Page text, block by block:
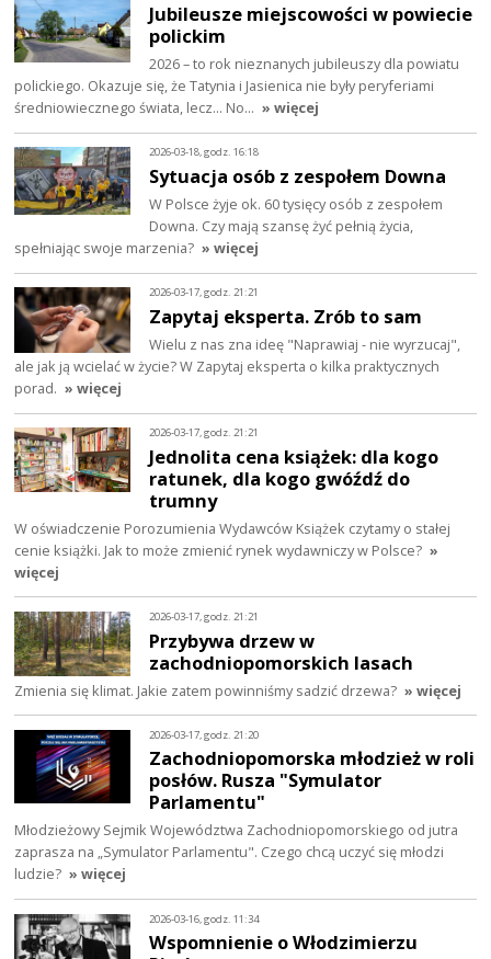
Jubileusze miejscowości w powiecie
polickim
2026 – to rok nieznanych jubileuszy dla powiatu
polickiego. Okazuje się, że Tatynia i Jasienica nie były peryferiami
średniowiecznego świata, lecz… No… » więcej
2026-03-18, godz. 16:18
Sytuacja osób z zespołem Downa
W Polsce żyje ok. 60 tysięcy osób z zespołem
Downa. Czy mają szansę żyć pełnią życia,
spełniając swoje marzenia? » więcej
2026-03-17, godz. 21:21
Zapytaj eksperta. Zrób to sam
Wielu z nas zna ideę "Naprawiaj - nie wyrzucaj",
ale jak ją wcielać w życie? W Zapytaj eksperta o kilka praktycznych
porad. » więcej
2026-03-17, godz. 21:21
Jednolita cena książek: dla kogo
ratunek, dla kogo gwóźdź do
trumny
W oświadczenie Porozumienia Wydawców Książek czytamy o stałej
cenie książki. Jak to może zmienić rynek wydawniczy w Polsce? »
więcej
2026-03-17, godz. 21:21
Przybywa drzew w
zachodniopomorskich lasach
Zmienia się klimat. Jakie zatem powinniśmy sadzić drzewa? » więcej
2026-03-17, godz. 21:20
Zachodniopomorska młodzież w roli
posłów. Rusza "Symulator
Parlamentu"
Młodzieżowy Sejmik Województwa Zachodniopomorskiego od jutra
zaprasza na „Symulator Parlamentu". Czego chcą uczyć się młodzi
ludzie? » więcej
2026-03-16, godz. 11:34
Wspomnienie o Włodzimierzu